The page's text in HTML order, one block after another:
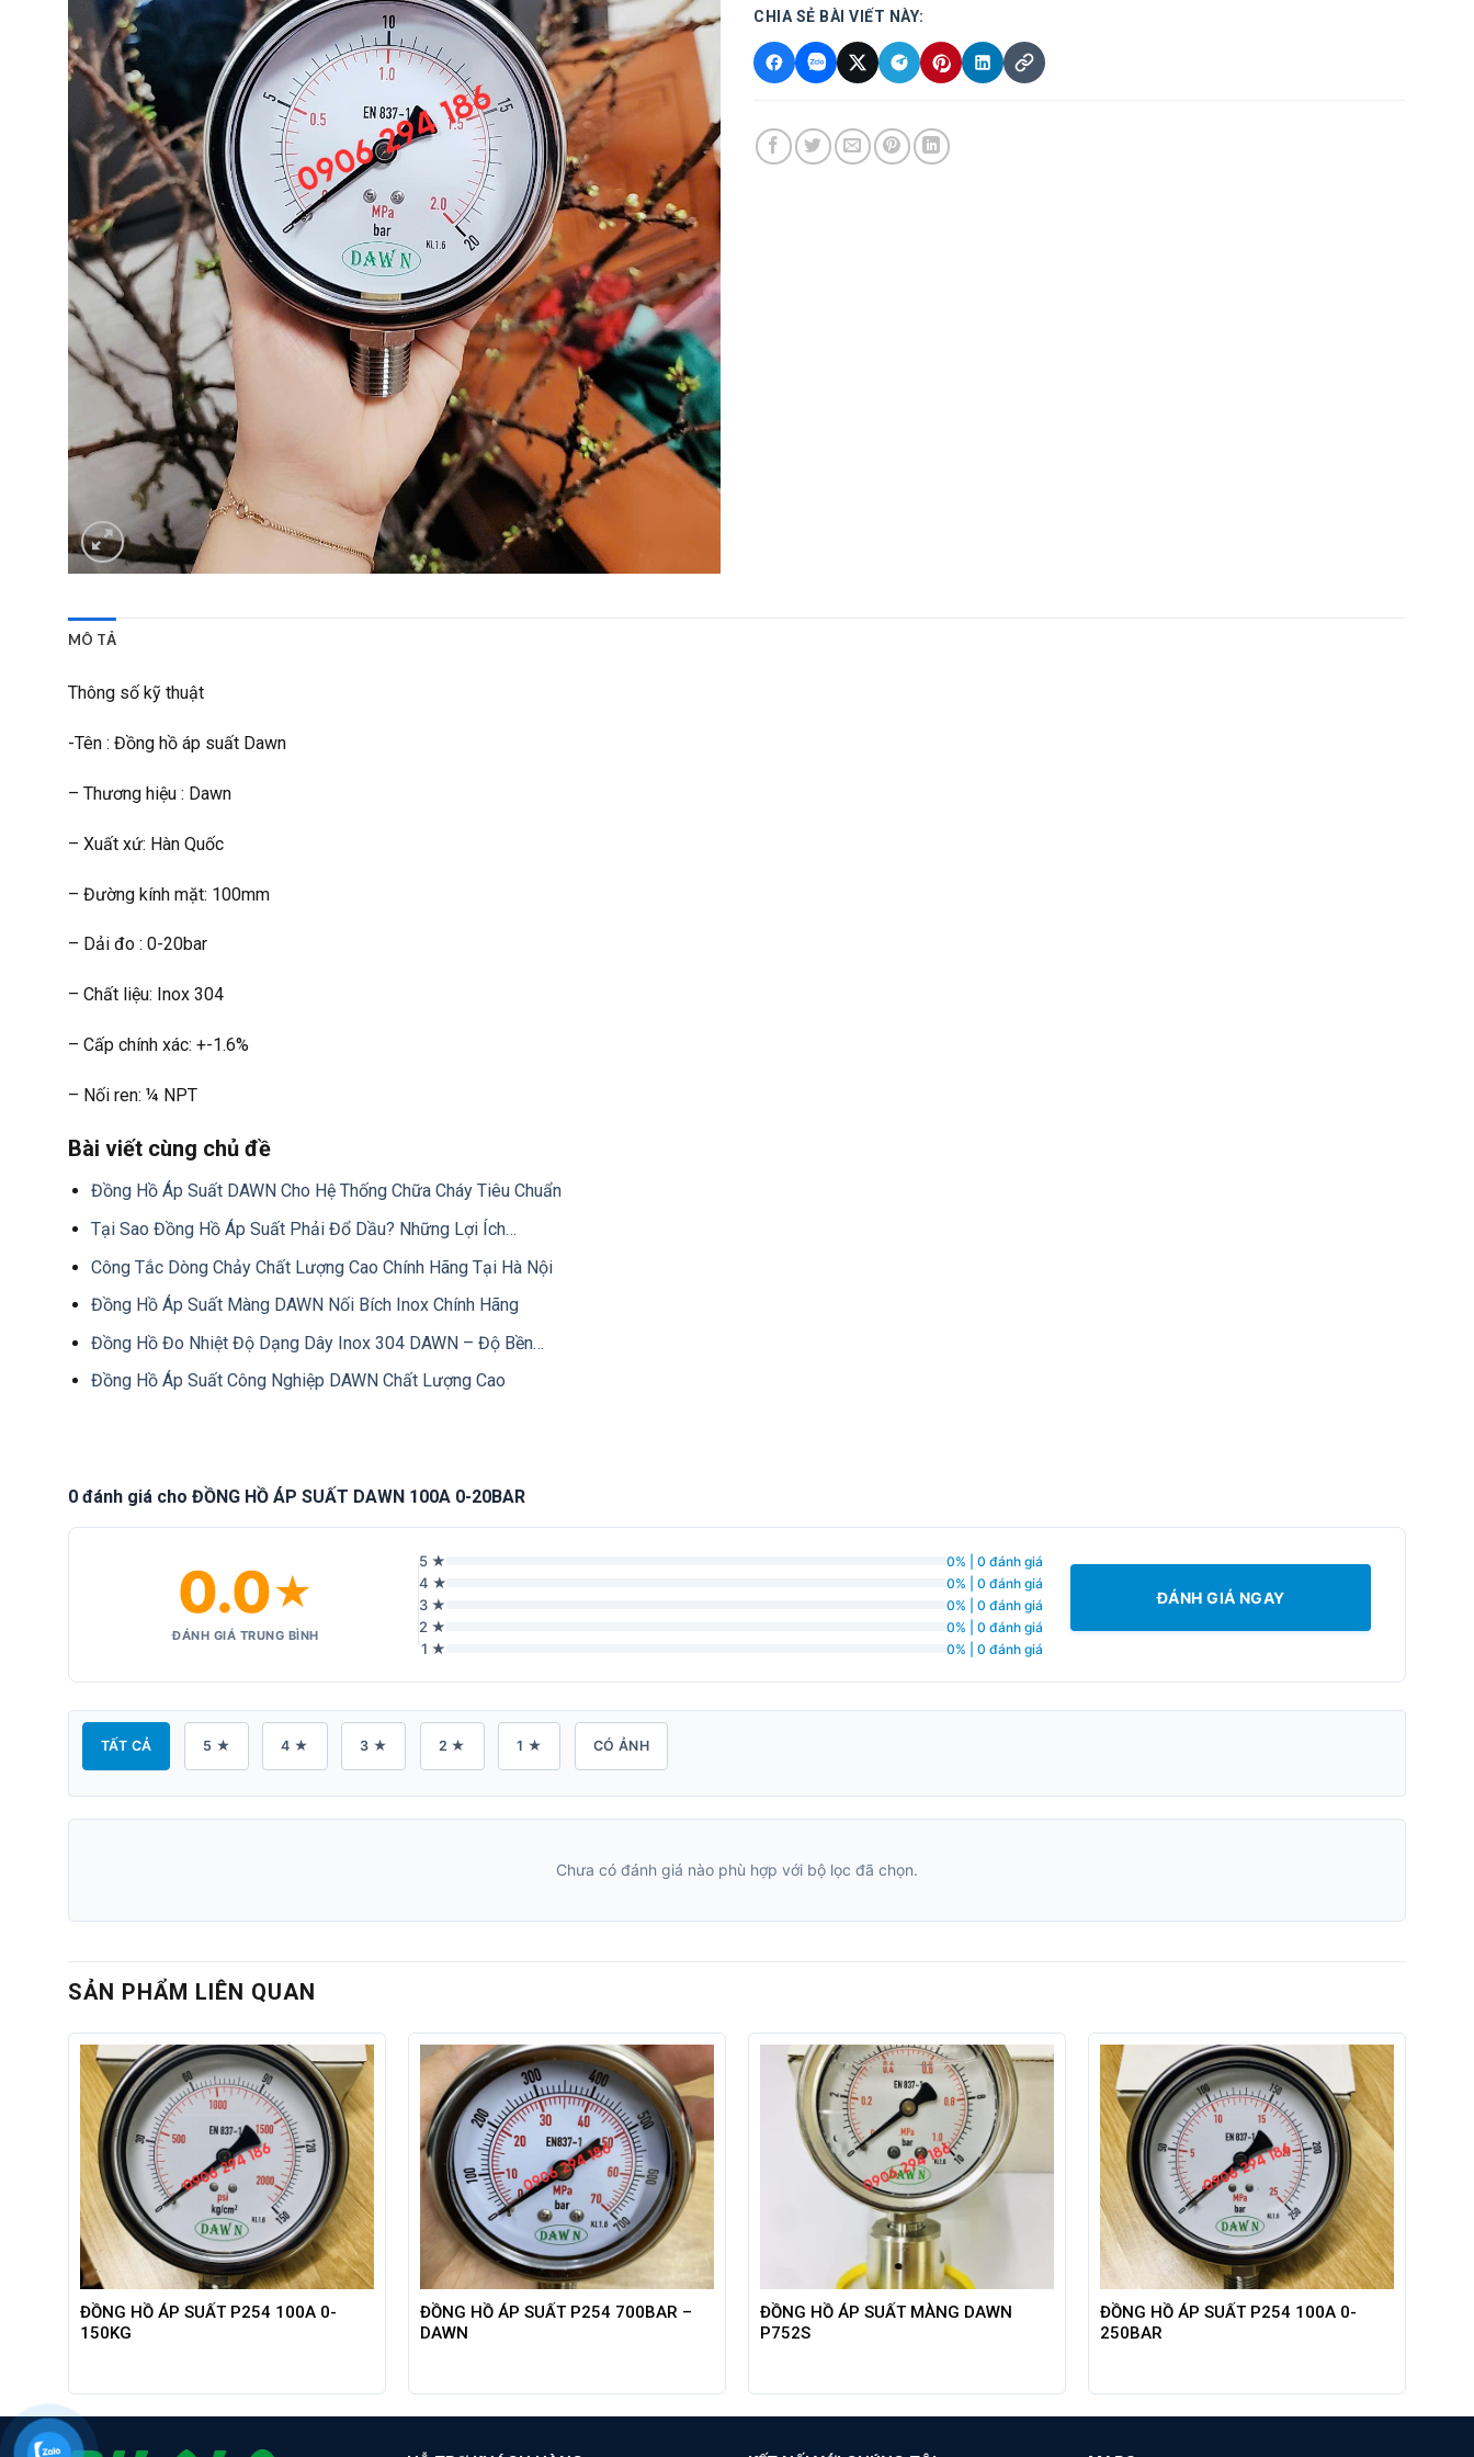
CHIA SẺ BÀI VIẾT NÀY:
MÔ TẢ
Thông số kỹ thuật
-Tên : Đồng hồ áp suất Dawn
– Thương hiệu : Dawn
– Xuất xứ: Hàn Quốc
– Đường kính mặt: 100mm
– Dải đo : 0-20bar
– Chất liệu: Inox 304
– Cấp chính xác: +-1.6%
– Nối ren: ¼ NPT
Bài viết cùng chủ đề
Đồng Hồ Áp Suất DAWN Cho Hệ Thống Chữa Cháy Tiêu Chuẩn
Tại Sao Đồng Hồ Áp Suất Phải Đổ Dầu? Những Lợi Ích…
Công Tắc Dòng Chảy Chất Lượng Cao Chính Hãng Tại Hà Nội
Đồng Hồ Áp Suất Màng DAWN Nối Bích Inox Chính Hãng
Đồng Hồ Đo Nhiệt Độ Dạng Dây Inox 304 DAWN – Độ Bền…
Đồng Hồ Áp Suất Công Nghiệp DAWN Chất Lượng Cao
0 đánh giá cho ĐỒNG HỒ ÁP SUẤT DAWN 100A 0-20BAR
0.0★
ĐÁNH GIÁ TRUNG BÌNH
5 ★ 0% | 0 đánh giá
4 ★ 0% | 0 đánh giá
3 ★ 0% | 0 đánh giá
2 ★ 0% | 0 đánh giá
1 ★ 0% | 0 đánh giá
ĐÁNH GIÁ NGAY
TẤT CẢ 5 ★ 4 ★ 3 ★ 2 ★ 1 ★ CÓ ẢNH
Chưa có đánh giá nào phù hợp với bộ lọc đã chọn.
SẢN PHẨM LIÊN QUAN
ĐỒNG HỒ ÁP SUẤT P254 100A 0-
150KG
ĐỒNG HỒ ÁP SUẤT P254 700BAR –
DAWN
ĐỒNG HỒ ÁP SUẤT MÀNG DAWN
P752S
ĐỒNG HỒ ÁP SUẤT P254 100A 0-
250BAR